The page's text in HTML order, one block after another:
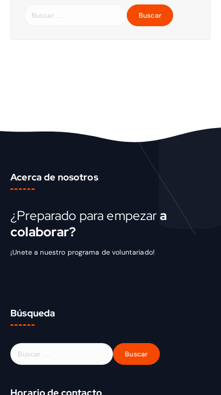
Acerca de nosotros
¿Preparado para empezara
colaborar?
¡Unete a nuestro programa de voluntariado!
Búsqueda
Horario de contacto